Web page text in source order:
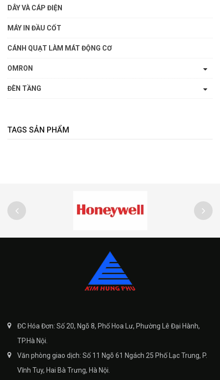
DÂY VÀ CÁP ĐIỆN
MÁY IN ĐẦU CỐT
CÁNH QUẠT LÀM MÁT ĐỘNG CƠ
OMRON
ĐÈN TẦNG
TAGS SẢN PHẨM
ĐC Hóa Đơn: Số 20, Ngõ 8, Phố Hoa Lư, Phường Lê Đại Hành,
TP.Hà Nội.
Văn phòng giao dịch: Số 11 Ngõ 61 Ngách 25 Phố Lạc Trung, P.
Vĩnh Tuy, Hai Bà Trưng, Hà Nội.